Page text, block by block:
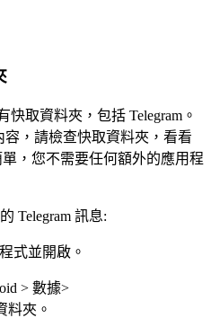
取資料夾，包括 Telegram。
容，請檢查快取資料夾，看看
，您不需要任何額外的應用程
Telegram 訊息:
式並開啟。
> 數據>
料夾。